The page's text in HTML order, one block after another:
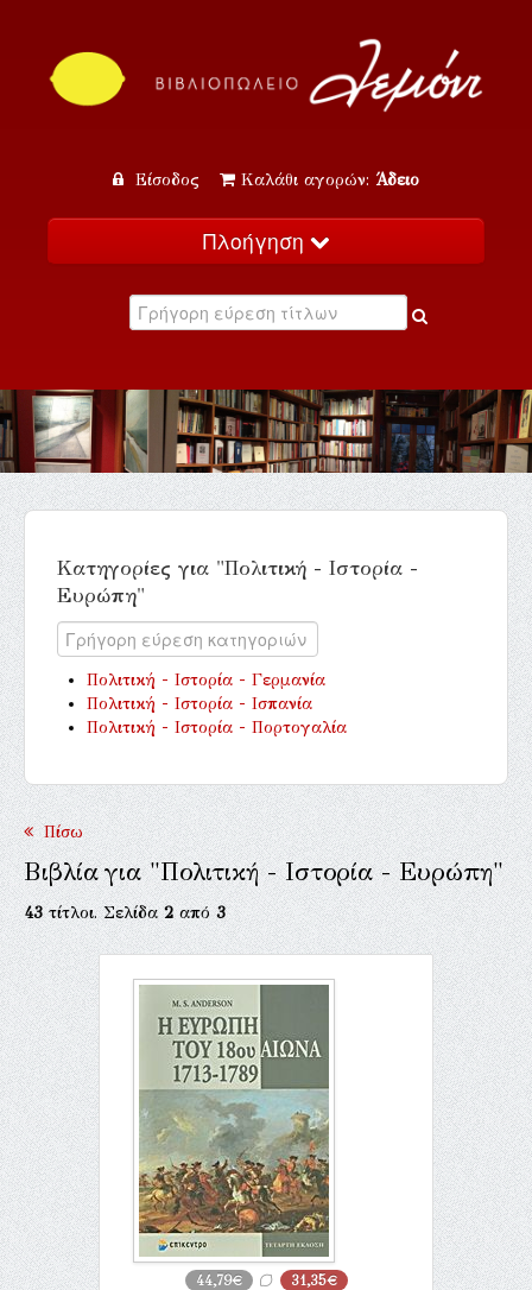
Είσοδος Καλάθι αγορών: Άδειο
Πλοήγηση
Κατάλογος
Εκδηλώσεις
Επικοινωνία
Κατηγορίες για "Πολιτική - Ιστορία -
Ευρώπη"
Πολιτική - Ιστορία - Γερμανία
Πολιτική - Ιστορία - Ισπανία
Πολιτική - Ιστορία - Πορτογαλία
Πίσω
Βιβλία για "Πολιτική - Ιστορία - Ευρώπη"
43τίτλοι. Σελίδα2από3
44,79€ 31,35€